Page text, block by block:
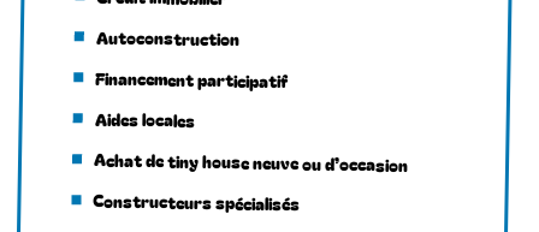
Autoconstruction
Financement participatif
Aides locales
Achat de tiny house neuve ou d’occasion
Constructeurs spécialisés